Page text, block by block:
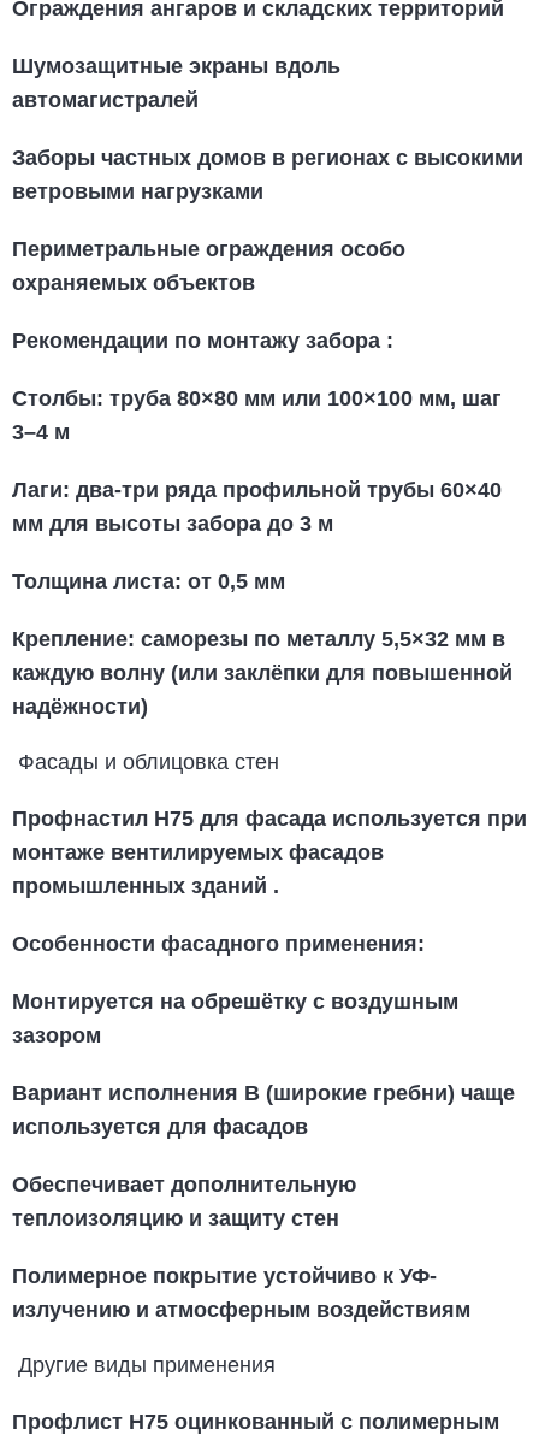
Ограждения ангаров и складских территорий
Шумозащитные экраны вдоль
автомагистралей
Заборы частных домов в регионах с высокими
ветровыми нагрузками
Периметральные ограждения особо
охраняемых объектов
Рекомендации по монтажу забора :
Столбы: труба 80×80 мм или 100×100 мм, шаг
3–4 м
Лаги: два-три ряда профильной трубы 60×40
мм для высоты забора до 3 м
Толщина листа: от 0,5 мм
Крепление: саморезы по металлу 5,5×32 мм в
каждую волну (или заклёпки для повышенной
надёжности)
Фасады и облицовка стен
Профнастил Н75 для фасада используется при
монтаже вентилируемых фасадов
промышленных зданий .
Особенности фасадного применения:
Монтируется на обрешётку с воздушным
зазором
Вариант исполнения В (широкие гребни) чаще
используется для фасадов
Обеспечивает дополнительную
теплоизоляцию и защиту стен
Полимерное покрытие устойчиво к УФ-
излучению и атмосферным воздействиям
Другие виды применения
Профлист Н75 оцинкованный с полимерным